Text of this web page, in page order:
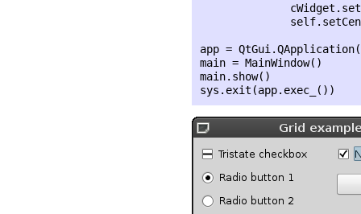
app =
main = MainWindow()
main.show()